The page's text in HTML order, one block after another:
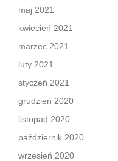
maj 2021
kwiecień 2021
marzec 2021
luty 2021
styczeń 2021
grudzień 2020
listopad 2020
październik 2020
wrzesień 2020